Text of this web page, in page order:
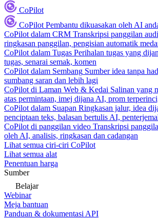
CoPilot
CoPilot Pembantu dikuasakan oleh AI
CoPilot dalam CRM Transkripsi panggilan
ringkasan panggilan, pengisian automatik
CoPilot dalam Tugas Perihalan tugas yang
tugas, senarai semak, komen
CoPilot dalam Sembang Sumber idea tanpa
sumbang saran dan lebih lagi
CoPilot di Laman Web & Kedai Salinan yang
atas permintaan, imej dijana AI, prom
CoPilot dalam Suapan Ringkasan jalur, idea
penciptaan teks, balasan bertulis AI,
CoPilot di panggilan video Transkripsi
oleh AI, analisis, ringkasan dan cadangan
Lihat semua ciri-ciri CoPilot
Lihat semua alat
Penentuan harga
Sumber
Belajar
Webinar
Meja bantuan
Panduan & dokumentasi API